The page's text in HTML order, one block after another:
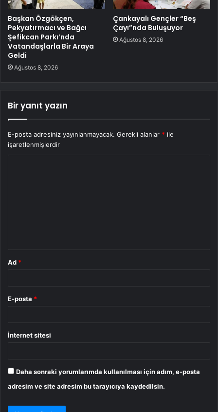
Başkan Özgökçen,
Pekyatırmacı ve Bağcı
Şefikcan Parkı’nda
Vatandaşlarla Bir Araya
Geldi
Ağustos 8, 2026
Çankayalı Gençler “Beş
Çayı”nda Buluşuyor
Ağustos 8, 2026
Bir yanıt yazın
E-posta adresiniz yayınlanmayacak. Gerekli alanlar * ile
işaretlenmişlerdir
Ad *
E-posta *
İnternet sitesi
Daha sonraki yorumlarımda kullanılması için adım, e-posta
adresim ve site adresim bu tarayıcıya kaydedilsin.